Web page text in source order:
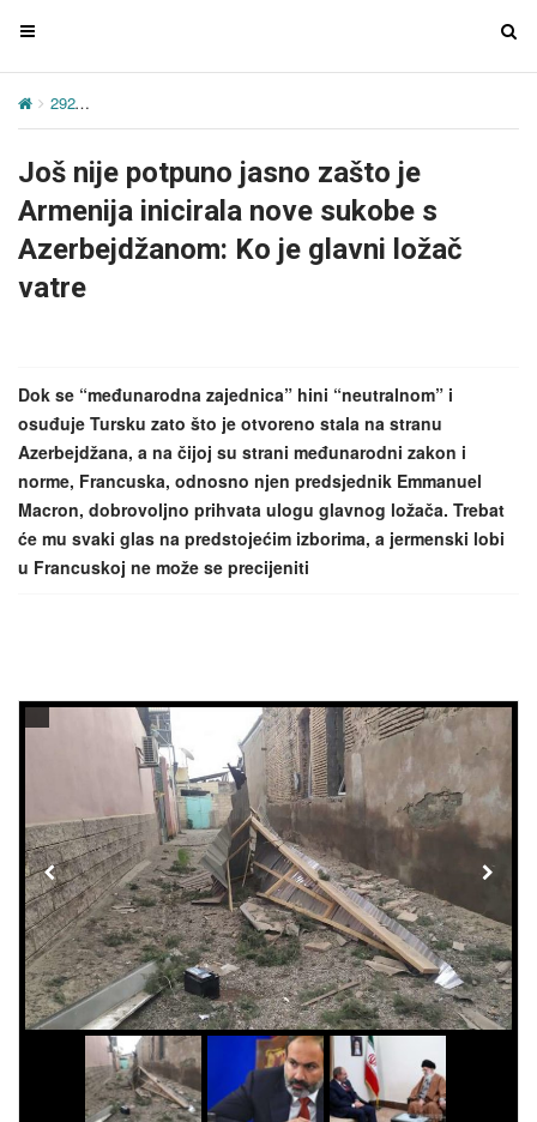
T
g
e
n
v
i
i
o
n
T
292
Još nije potpuno jasno zašto je
Armenija inicirala nove sukobe s
Azerbejdžanom: Ko je glavni ložač
vatre
Dok se “međunarodna zajednica” hini “neutralnom” i
osuđuje Tursku zato što je otvoreno stala na stranu
Azerbejdžana, a na čijoj su strani međunarodni zakon i
norme, Francuska, odnosno njen predsjednik Emmanuel
Macron, dobrovoljno prihvata ulogu glavnog ložača. Trebat
će mu svaki glas na predstojećim izborima, a jermenski lobi
u Francuskoj ne može se precijeniti